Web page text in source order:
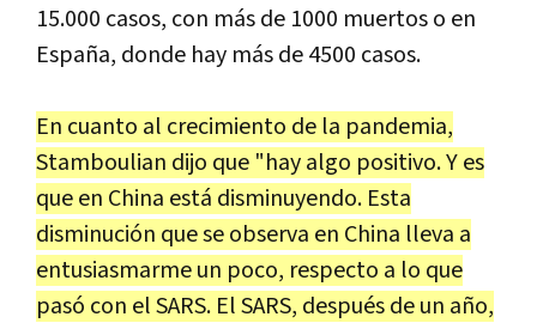
15.000 casos, con más de 1000 muertos o en
España, donde hay más de 4500 casos.
En cuanto al crecimiento de la pandemia,
Stamboulian dijo que "hay algo positivo. Y es
que en China está disminuyendo. Esta
disminución que se observa en China lleva a
entusiasmarme un poco, respecto a lo que
pasó con el SARS. El SARS, después de un año,